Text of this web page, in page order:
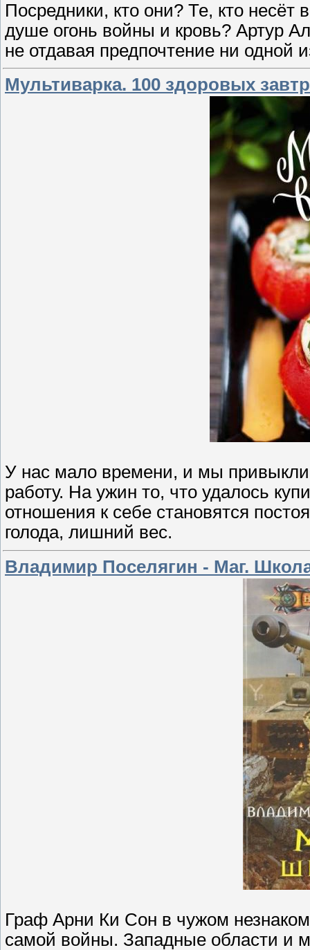
Посредники, кто они? Те, кто несёт
душе огонь войны и кровь? Артур
не отдавая предпочтение ни одной
Мультиварка. 100 здоровых
У нас мало времени, и мы привыкли
работу. На ужин то, что удалось
отношения к себе становятся
голода, лишний вес.
Владимир Поселягин - Маг.
Граф Арни Ки Сон в чужом
самой войны. Западные области и